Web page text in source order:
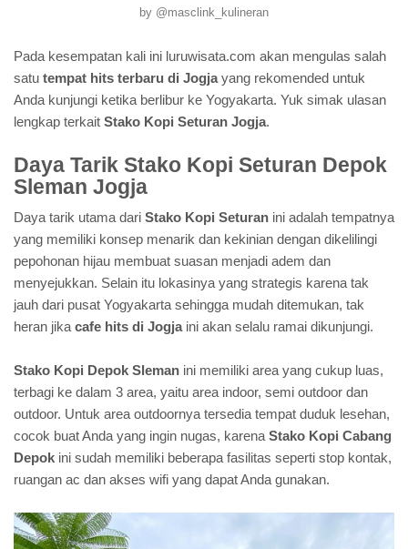
by @masclink_kulineran
Pada kesempatan kali ini luruwisata.com akan mengulas salah
satu tempat hits terbaru di Jogjayang rekomended untuk
Anda kunjungi ketika berlibur ke Yogyakarta. Yuk simak ulasan
lengkap terkait Stako Kopi Seturan Jogja.
Daya Tarik Stako Kopi Seturan Depok
Sleman Jogja
Daya tarik utama dari Stako Kopi Seturan ini adalah tempatnya
yang memiliki konsep menarik dan kekinian dengan dikelilingi
pepohonan hijau membuat suasan menjadi adem dan
menyejukkan. Selain itu lokasinya yang strategis karena tak
jauh dari pusat Yogyakarta sehingga mudah ditemukan, tak
heran jika cafe hits di Jogjaini akan selalu ramai dikunjungi.
Stako Kopi Depok Sleman ini memiliki area yang cukup luas,
terbagi ke dalam 3 area, yaitu area indoor, semi outdoor dan
outdoor. Untuk area outdoornya tersedia tempat duduk lesehan,
cocok buat Anda yang ingin nugas, karena Stako Kopi Cabang
Depok ini sudah memiliki beberapa fasilitas seperti stop kontak,
ruangan ac dan akses wifi yang dapat Anda gunakan.